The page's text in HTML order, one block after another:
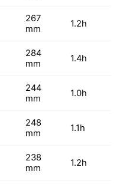
267
mm
1.2h
284
mm
1.4h
244
mm
1.0h
248
mm
1.1h
238
mm
1.2h